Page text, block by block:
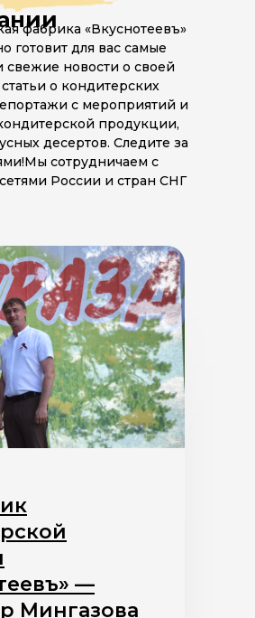
фабрика «Вкуснотеевъ»
готовит для вас самые
свежие новости о своей
статьи о кондитерских
с мероприятий и
продукции,
десертов. Следите за
сотрудничаем с
России и стран СНГ
—
Мингазова